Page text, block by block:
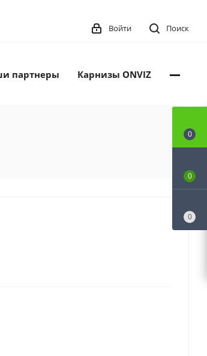
Поиск
Войти
партнеры Карнизы ONVIZ
0
0
0